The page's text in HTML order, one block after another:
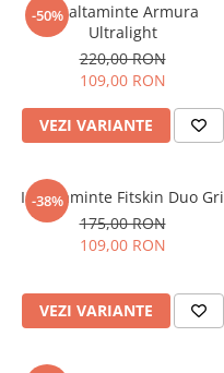
-50%Incaltaminte Armura
Ultralight
220,00 RON
109,00 RON
VEZI VARIANTE
-38%
Incaltaminte Fitskin Duo Gri
175,00 RON
109,00 RON
VEZI VARIANTE